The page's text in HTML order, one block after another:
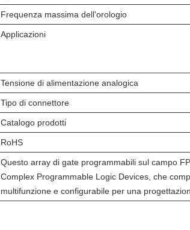
Frequenza massima dell'orologio
Applicazioni
Tensione di alimentazione analogica
Tipo di connettore
Catalogo prodotti
RoHS
Questo array di gate programmabili sul campo
Complex Programmable Logic Devices, che
multifunzione e configurabile per una